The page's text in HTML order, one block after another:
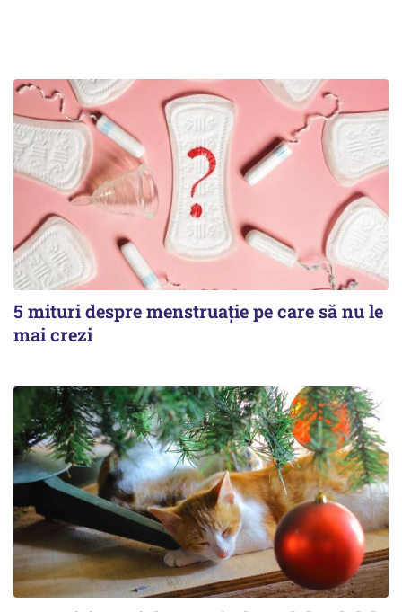
5 mituri despre menstruație pe care să nu le
mai crezi